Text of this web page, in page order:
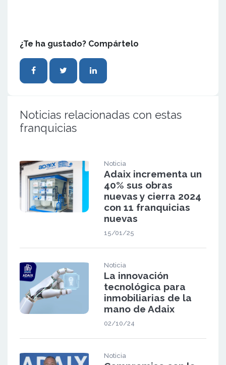
¿Te ha gustado? Compártelo
Noticias relacionadas con estas
franquicias
Noticia
Adaix incrementa un
40% sus obras
nuevas y cierra 2024
con 11 franquicias
nuevas
15/01/25
Noticia
La innovación
tecnológica para
inmobiliarias de la
mano de Adaix
02/10/24
Noticia